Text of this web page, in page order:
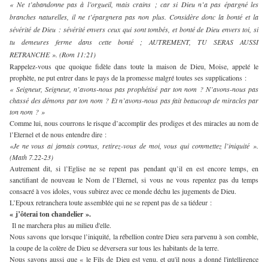
« Ne t’abandonne pas à l’orgueil, mais crains ; car si Dieu n’a pas épargné les
branches naturelles, il ne t’épargnera pas non plus. Considère donc la bonté et la
sévérité de Dieu : sévérité envers ceux qui sont tombés, et bonté de Dieu envers toi, si
tu demeures ferme dans cette bonté ; AUTREMENT, TU SERAS AUSSI
RETRANCHE ». (Rom 11:21)
Rappelez-vous que quoique fidèle dans toute la maison de Dieu, Moise, appelé le
prophète, ne put entrer dans le pays de la promesse malgré toutes ses supplications :
« Seigneur, Seigneur, n’avons-nous pas prophétisé par ton nom ? N’avons-nous pas
chassé des démons par ton nom ? Et n’avons-nous pas fait beaucoup de miracles par
ton nom ? »
Comme lui, nous courrons le risque d’accomplir des prodiges et des miracles au nom de
l’Eternel et de nous entendre dire :
«Je ne vous ai jamais connus, retirez-vous de moi, vous qui commettez l’iniquité ».
(Math 7.22-23)
Autrement dit, si l’Eglise ne se repent pas pendant qu’il en est encore temps, en
sanctifiant de nouveau le Nom de l’Eternel, si vous ne vous repentez pas du temps
consacré à vos idoles, vous subirez avec ce monde déchu les jugements de Dieu.
L’Epoux retranchera toute assemblée qui ne se repent pas de sa tiédeur :
« j’ôterai ton chandelier ».
Il ne marchera plus au milieu d'elle.
Nous savons que lorsque l’iniquité, la rébellion contre Dieu sera parvenu à son comble,
la coupe de la colère de Dieu se déversera sur tous les habitants de la terre.
Nous savons aussi que « le Fils de Dieu est venu, et qu'il nous a donné l'intelligence